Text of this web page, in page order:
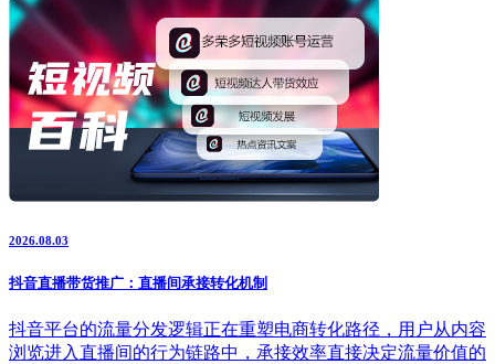
2026.08.03
抖音直播带货推广：直播间承接转化机制
抖音平台的流量分发逻辑正在重塑电商转化路径，用户从内容
浏览进入直播间的行为链路中，承接效率直接决定流量价值的